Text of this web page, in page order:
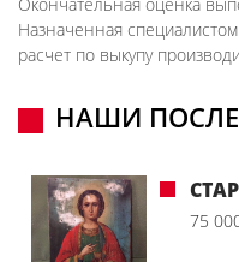
Окончательная оценка
Назначенная
расчет по выкупу
НАШИ
75